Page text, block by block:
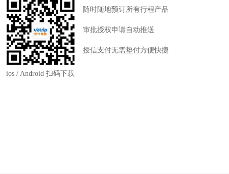
ios / Android 扫码下载
随时随地预订所有行程产品
审批授权申请自动推送
授信支付无需垫付方便快捷